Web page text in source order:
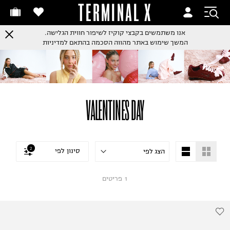
TERMINAL X
אנו משתמשים בקבצי קוקיז לשיפור חווית הגלישה.
המשך שימוש באתר מהווה הסכמה בהתאם למדיניות
VALENTINES DAY
סינון לפי 2
1 פריטים